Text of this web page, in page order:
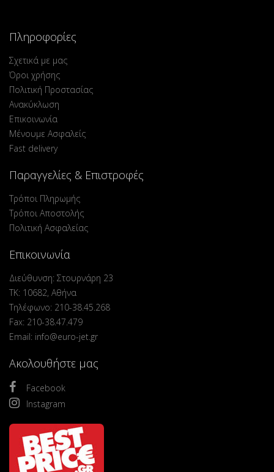
Πληροφορίες
Σχετικά με μας
Όροι χρήσης
Πολιτική Προστασίας
Ανακύκλωση
Επικοινωνία
Μένουμε Ασφαλείς
Fast delivery
Παραγγελίες & Επιστροφές
Τρόποι Πληρωμής
Τρόποι Αποστολής
Πολιτική Ασφαλείας
Επικοινωνία
Διεύθυνση: Στουρνάρη 23
ΤΚ: 10682, Αθήνα
Τηλέφωνο: 210-38.45.268
Fax: 210-38.47.479
Email: info@euro-jet.gr
Ακολουθήστε μας
Facebook
Instagram